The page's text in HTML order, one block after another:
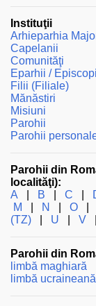
Instituţii
Arhieparhia
Capelanii
Comunităţi
Eparhii /
Filii (Filiale)
Mănăstiri
Misiuni
Parohii
Parohii
Parohii din
localităţi):
A
B C
M
N O
(TZ)
U V
Parohii din
limbă maghiară
limbă ucraineană